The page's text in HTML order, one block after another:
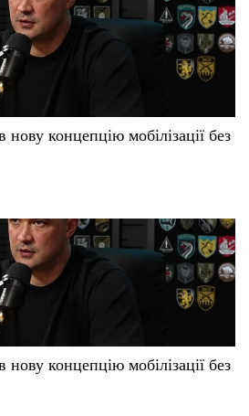
концепцію мобілізації без
концепцію мобілізації без